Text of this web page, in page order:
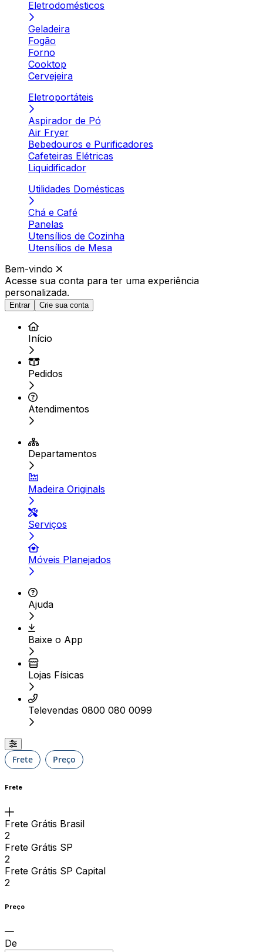
Eletrodomésticos
Geladeira
Fogão
Forno
Cooktop
Cervejeira
Eletroportáteis
Aspirador de Pó
Air Fryer
Bebedouros e Purificadores
Cafeteiras Elétricas
Liquidificador
Utilidades Domésticas
Chá e Café
Panelas
Utensílios de Cozinha
Utensílios de Mesa
Bem-vindo
Acesse sua conta para ter uma experiência
personalizada.
Entrar Crie sua conta
Início
Pedidos
Atendimentos
Departamentos
Madeira Originals
Serviços
Móveis Planejados
Ajuda
Baixe o App
Lojas Físicas
Televendas 0800 080 0099
Frete Preço
Frete
Frete Grátis Brasil
2
Frete Grátis SP
2
Frete Grátis SP Capital
2
Preço
De